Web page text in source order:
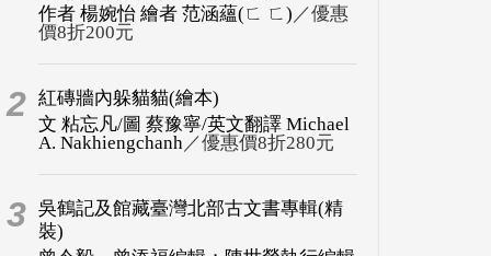
作者 楊婉怡 繪者 范涵蘊(ㄈ ㄈ) ／優惠
價8折200元
2 紅磚牆內躲貓貓(繪本)
文 粘忘凡/圖 蔡豫寧/英文翻譯 Michael
A. Nakhiengchanh／優惠價8折280元
3 吳鶴記及館藏臺灣北部古文書專輯(精
裝)